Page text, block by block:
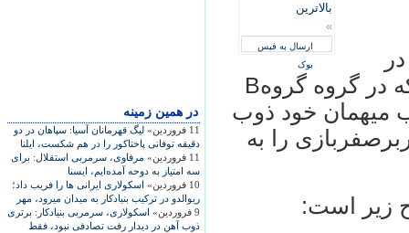
در همين زمينه
11 فروردین»
ليگ قهرمانان آسيا: سپاهان در دو
دقيقه توفانی پاختاکور را در هم شکست، ايلنا
11 فروردین»
مرفاوی، سرمربی استقلال: برای
سه امتياز به دوحه آمده‌ايم، ايسنا
10 فروردین»
اسکولاری ايرانی ها را فريب داد؛
ريوالدو در ترکيب بنيادکار به ميدان می‎رود، مهر
9 فروردین»
اسکولاری، سرمربی بنيادکار: برتری
ذوب آهن در ديدار رفت تصادفی نبود، فقط
بالاترین
»
ارسال به فیس
بوک
شهرهای مختلف قاره آسيا برگزار شد که در گروه گروهB
ميهمان خود ذوب
را به
زير است: